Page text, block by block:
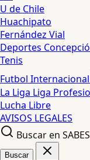
U de Chile
Huachipato
Fernández Vial
Deportes
Tenis
Futbol Internacional
La Liga Liga
Lucha Libre
AVISOS LEGALES
Buscar en
Buscar